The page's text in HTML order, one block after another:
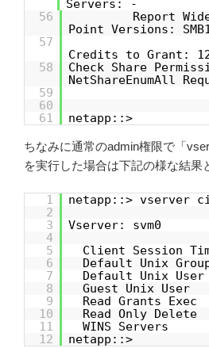
Servers: -
56
Report
Point Versions:
57
Credits to Grant:
58
Check Share
NetShareEnumAll
59
60
61
netapp::>
ちなみに通常のadmin権限で「
を実行した場合は下記の様な結果
1
netapp::> vserver
2
3
Vserver: svm0
4
5
Client Session
6
Default Unix
7
Default Unix
8
Guest Unix
9
Read Grants
10
Read Only
11
WINS
12
netapp::>